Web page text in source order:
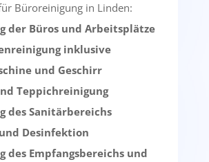
Büroreinigung in Linden:
der Büros und Arbeitsplätze
inklusive
und Geschirr
Teppichreinigung
des Sanitärbereichs
Desinfektion
des Empfangsbereichs und